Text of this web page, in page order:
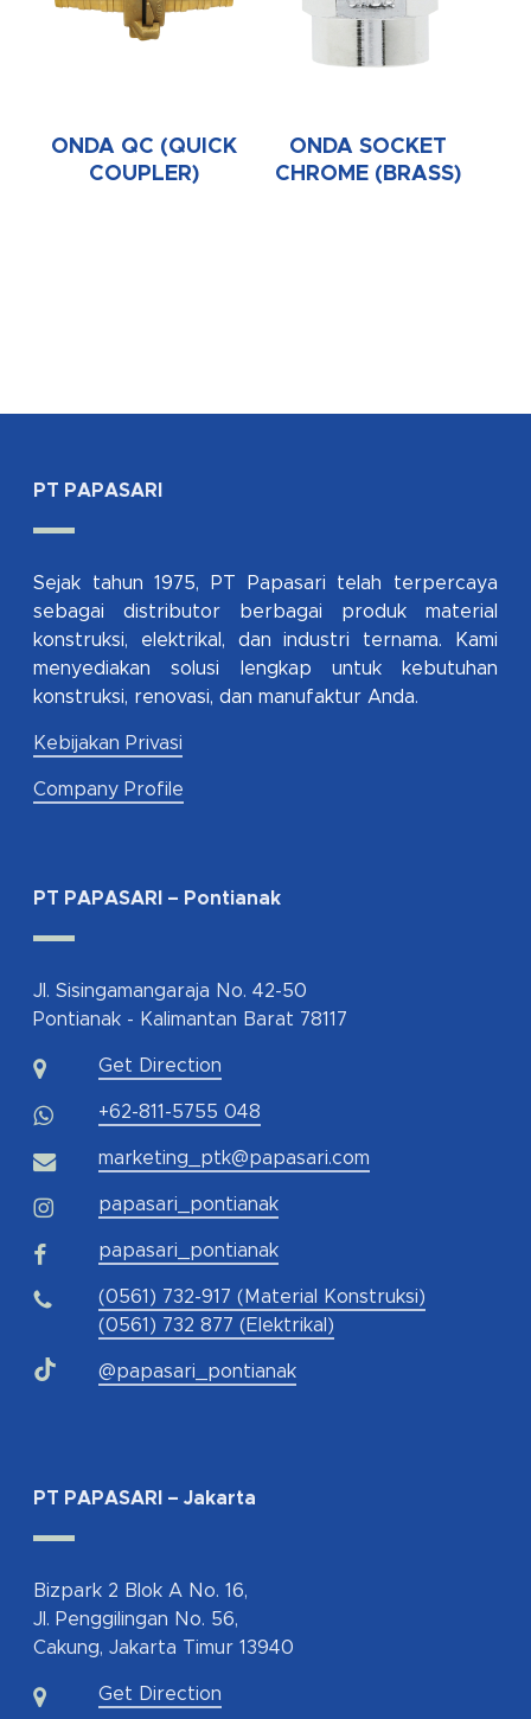
ONDA QC (QUICK
COUPLER)
ONDA SOCKET
CHROME (BRASS)
PT PAPASARI
Sejak tahun 1975, PT Papasari telah terpercaya
sebagai distributor berbagai produk material
konstruksi, elektrikal, dan industri ternama. Kami
menyediakan solusi lengkap untuk kebutuhan
konstruksi, renovasi, dan manufaktur Anda.
Kebijakan Privasi
Company Profile
PT PAPASARI – Pontianak
Jl. Sisingamangaraja No. 42-50
Pontianak - Kalimantan Barat 78117
Get Direction
+62-811-5755 048
marketing_ptk@papasari.com
papasari_pontianak
papasari_pontianak
(0561) 732-917 (Material Konstruksi)
(0561) 732 877 (Elektrikal)
@papasari_pontianak
PT PAPASARI – Jakarta
Bizpark 2 Blok A No. 16,
Jl. Penggilingan No. 56,
Cakung, Jakarta Timur 13940
Get Direction